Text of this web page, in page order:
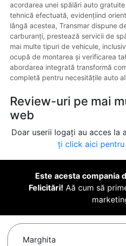
acordarea unei spălări auto
tehnică efectuată, evidențiind
lângă acestea, Transmar dispune
carburanți, prestează servicii de
mai multe tipuri de vehicule,
ocupă de montarea și verificarea
abordarea integrată transformă
completă pentru necesitățile auto
Review-uri pe mai
web
Doar userii logați au acces la
ți click aici pentru
Este acesta compania
Felicitări! Aă cum să
Marghita